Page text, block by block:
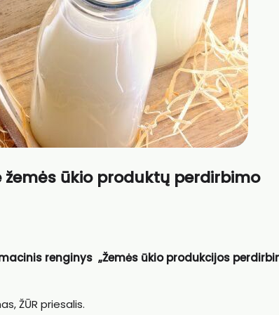
ūkio produktų perdirbimo
renginys „Žemės ūkio produkcijos
ŽŪR priesalis.